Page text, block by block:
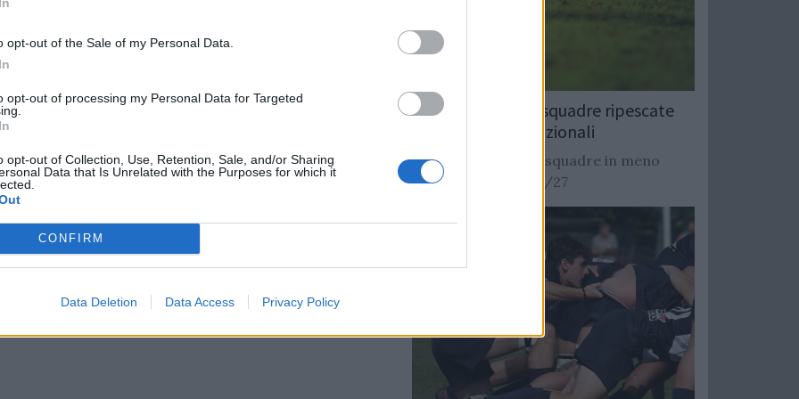
opt-out of the Sale of my Personal Data.
opt-out of processing my Personal Data for Targeted
opt-out of Collection, Use, Retention, Sale, and/or Sharing
Data that Is Unrelated with the Purposes for which it
CONFIRM
Data Deletion Data Access Privacy Policy
perché il test si è svolto
ed entrambe le formazioni hanno
ai club
la maggior profondità di rosa degli
la prima meta dopo 8' con una
una ventina di volte nei 22 metri
dei gallesi, senza frutto.
Rugby: Record di squadre ripescate
nei campionati nazionali
Si stimano oltre 20 squadre in meno
dalla stagione 2026/27